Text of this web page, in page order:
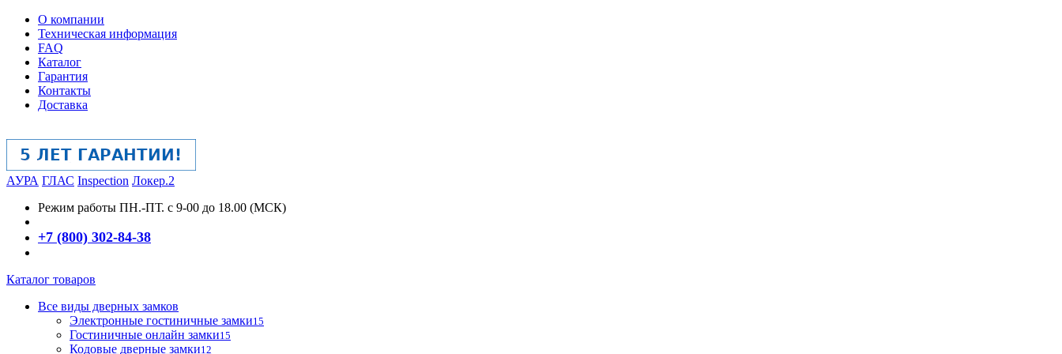
О компании
Техническая информация
FAQ
Каталог
Гарантия
Контакты
Доставка
АУРА ГЛАС Inspection Локер.2
Режим работы ПН.-ПТ. с 9-00 до 18.00 (МСК)
+7 (800) 302-84-38
Каталог товаров
Все виды дверных замков
Электронные гостиничные замки15
Гостиничные онлайн замки15
Кодовые дверные замки12